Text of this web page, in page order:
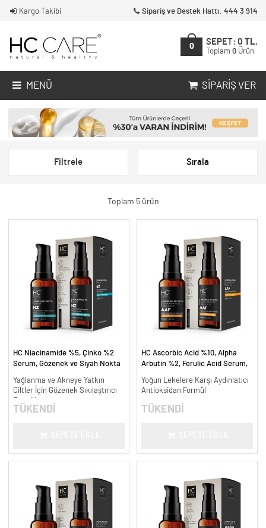
Kargo Takibi Sipariş ve Destek Hattı: 444 3 914
0
SEPET: 0 TL.
Toplam 0 Ürün
MENÜ SIPARIŞ VER
Filtrele Sırala
Toplam 5 ürün
HC Niacinamide %5, Çinko %2
Serum, Gözenek ve Siyah Nokta
30 ml.
Yağlanma ve Akneye Yatkın
Ciltler İçin Gözenek Sıkılaştırıcı
Formül
TÜKENDİ
HC Ascorbic Acid %10, Alpha
Arbutin %2, Ferulic Acid Serum,
ml.
Yoğun Lekelere Karşı Aydınlatıcı
Antioksidan Formül
TÜKENDİ